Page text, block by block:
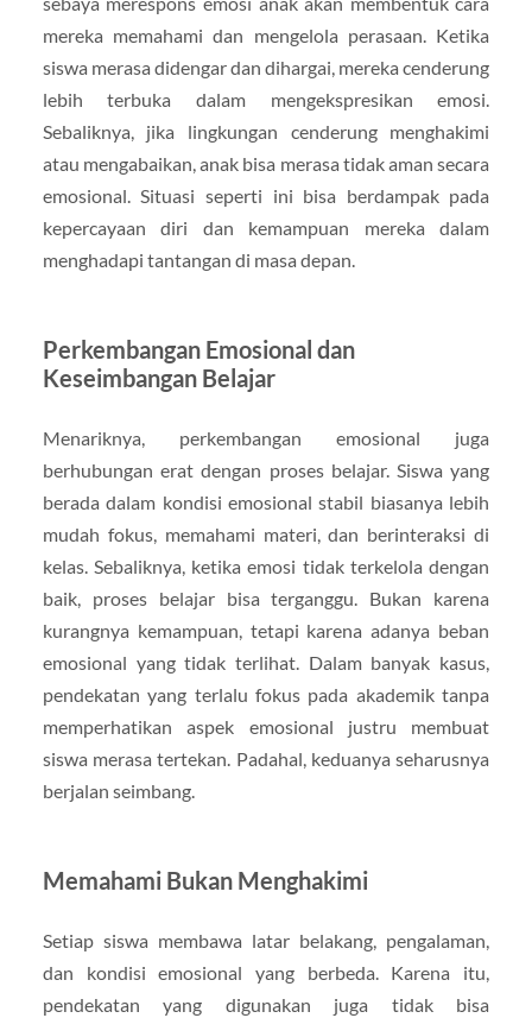
mereka memahami dan mengelola perasaan. Ketika
siswa merasa didengar dan dihargai, mereka cenderung
lebih terbuka dalam mengekspresikan emosi.
Sebaliknya, jika lingkungan cenderung menghakimi
atau mengabaikan, anak bisa merasa tidak aman secara
emosional. Situasi seperti ini bisa berdampak pada
kepercayaan diri dan kemampuan mereka dalam
menghadapi tantangan di masa depan.
Perkembangan Emosional dan
Keseimbangan Belajar
Menariknya, perkembangan emosional juga
berhubungan erat dengan proses belajar. Siswa yang
berada dalam kondisi emosional stabil biasanya lebih
mudah fokus, memahami materi, dan berinteraksi di
kelas. Sebaliknya, ketika emosi tidak terkelola dengan
baik, proses belajar bisa terganggu. Bukan karena
kurangnya kemampuan, tetapi karena adanya beban
emosional yang tidak terlihat. Dalam banyak kasus,
pendekatan yang terlalu fokus pada akademik tanpa
memperhatikan aspek emosional justru membuat
siswa merasa tertekan. Padahal, keduanya seharusnya
berjalan seimbang.
Memahami Bukan Menghakimi
Setiap siswa membawa latar belakang, pengalaman,
dan kondisi emosional yang berbeda. Karena itu,
pendekatan yang digunakan juga tidak bisa